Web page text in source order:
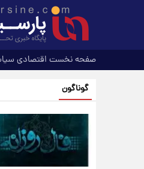
صفحه نخست اقتصادی
گوناگون